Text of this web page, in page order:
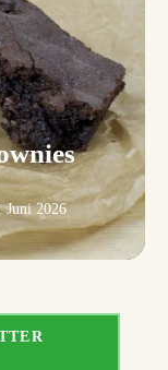
Juni 2026